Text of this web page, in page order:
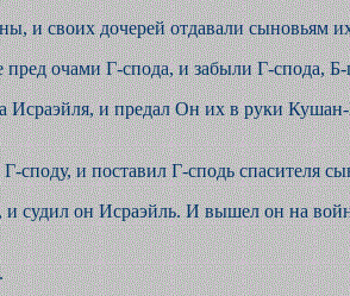
и своих дочерей отдавали сыновьям
очами Г-спода, и забыли Г-спода,
Исраэйля, и предал Он их в руки
споду, и поставил Г-сподь спасителя
судил он Исраэйль. И вышел он на